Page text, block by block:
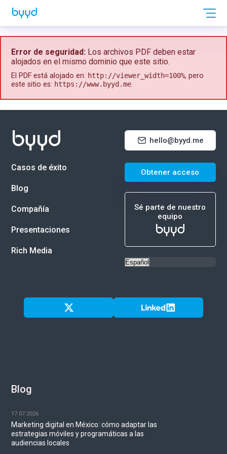
Error de seguridad: Los archivos PDF deben estar
alojados en el mismo dominio que este sitio.
El PDF está alojado en: http://viewer_width=100%, pero
este sitio es: https://www.byyd.me.
Casos de éxito
Blog
Compañía
Presentaciones
Rich Media
Blog
17.07.2026
Marketing digital en México: cómo adaptar las
estrategias móviles y programáticas a las
audiencias locales
hello@byyd.me
Obtener acceso
Sé parte de nuestro
equipo